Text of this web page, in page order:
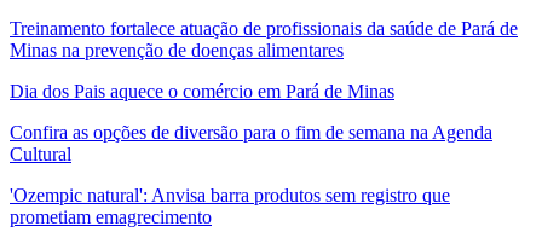
Treinamento fortalece atuação de profissionais da saúde de Pará de
Minas na prevenção de doenças alimentares
Dia dos Pais aquece o comércio em Pará de Minas
Confira as opções de diversão para o fim de semana na Agenda
Cultural
'Ozempic natural': Anvisa barra produtos sem registro que
prometiam emagrecimento